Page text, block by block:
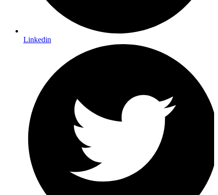
Linkedin